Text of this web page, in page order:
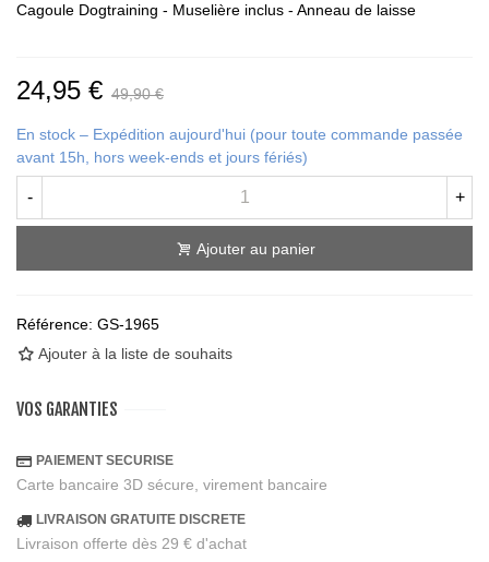
Cagoule Dogtraining - Muselière inclus - Anneau de laisse
24,95 € 49,90 €
En stock – Expédition aujourd'hui (pour toute commande passée
avant 15h, hors week-ends et jours fériés)
- +
Ajouter au panier
Référence: GS-1965
Ajouter à la liste de souhaits
VOS GARANTIES
PAIEMENT SECURISE
Carte bancaire 3D sécure, virement bancaire
LIVRAISON GRATUITE DISCRETE
Livraison offerte dès 29 € d'achat